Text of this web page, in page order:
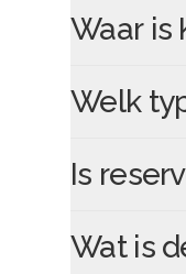
Waar is
Welk
Is
Wat is